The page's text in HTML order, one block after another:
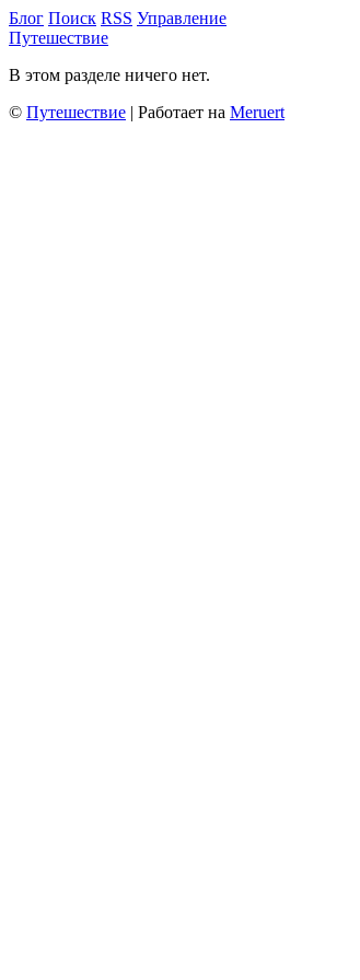
Блог Поиск RSS Управление
Путешествие
В этом разделе ничего нет.
© Путешествие | Работает на Meruert